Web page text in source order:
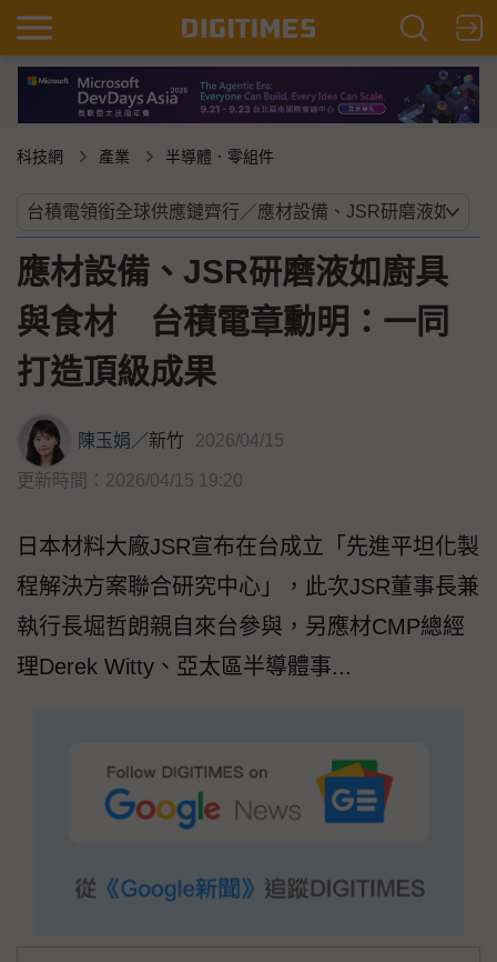
科技網 產業 半導體．零組件
應材設備、JSR研磨液如廚具
與食材 台積電章勳明：一同
打造頂級成果
陳玉娟／新竹 2026/04/15
更新時間：2026/04/15 19:20
日本材料大廠JSR宣布在台成立「先進平坦化製
程解決方案聯合研究中心」，此次JSR董事長兼
執行長堀哲朗親自來台參與，另應材CMP總經
理Derek Witty、亞太區半導體事...